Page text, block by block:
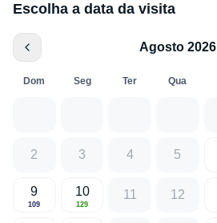
Escolha a data da visita
Agosto 2026
Dom Seg Ter Qua
2 3 4 5
9
109
10
129
11 12